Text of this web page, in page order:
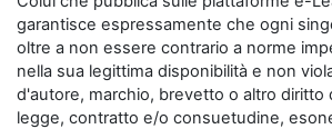
garantisce espressamente che ogni
oltre a non essere contrario a norme
nella sua legittima disponibilità e non
d'autore, marchio, brevetto o altro diritto
legge, contratto e/o consuetudine,